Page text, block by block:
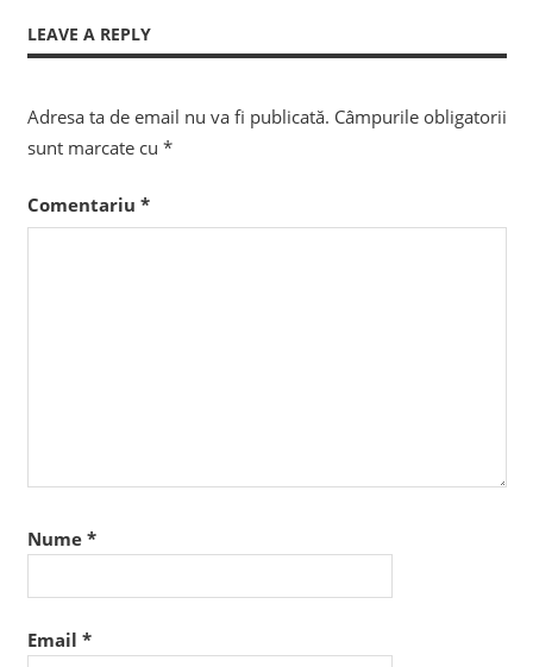
LEAVE A REPLY
Adresa ta de email nu va fi publicată. Câmpurile obligatorii
sunt marcate cu *
Comentariu *
Nume *
Email *